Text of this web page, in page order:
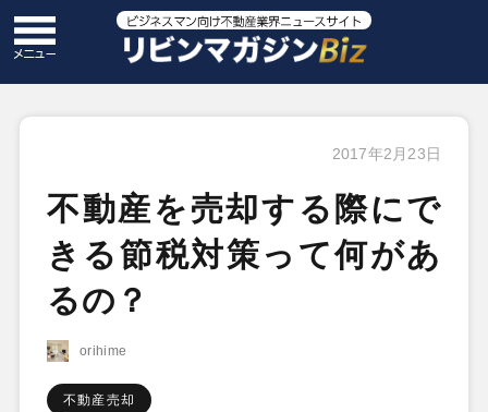
2017年2月23日
不動産を売却する際にで
きる節税対策って何があ
るの？
orihime
不動産売却